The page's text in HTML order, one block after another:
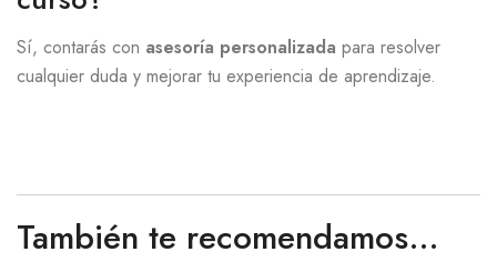
Sí, contarás con asesoría personalizada para resolver
cualquier duda y mejorar tu experiencia de aprendizaje.
También te recomendamos…